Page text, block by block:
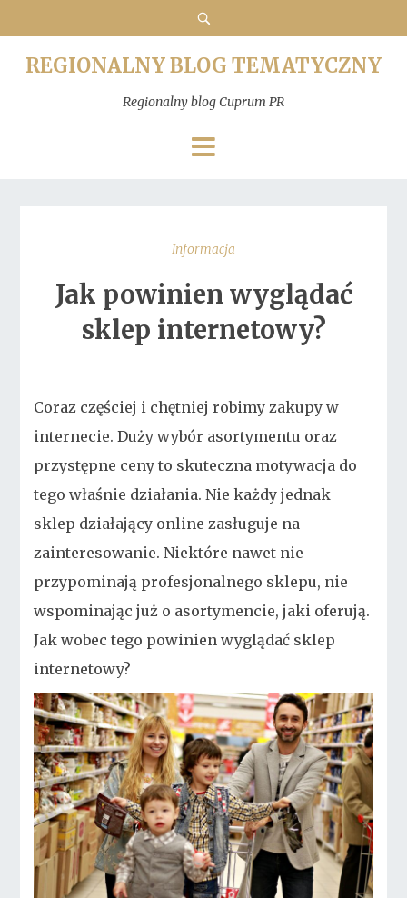
REGIONALNY BLOG TEMATYCZNY
Regionalny blog Cuprum PR
Informacja
Jak powinien wyglądać
sklep internetowy?
Coraz częściej i chętniej robimy zakupy w
internecie. Duży wybór asortymentu oraz
przystępne ceny to skuteczna motywacja do
tego właśnie działania. Nie każdy jednak
sklep działający online zasługuje na
zainteresowanie. Niektóre nawet nie
przypominają profesjonalnego sklepu, nie
wspominając już o asortymencie, jaki oferują.
Jak wobec tego powinien wyglądać sklep
internetowy?